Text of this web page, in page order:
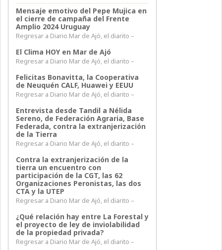
Mensaje emotivo del Pepe Mujica en
el cierre de campaña del Frente
Amplio 2024 Uruguay
Regresar a Diario Mar de Ajó, el diarito –
El Clima HOY en Mar de Ajó
Regresar a Diario Mar de Ajó, el diarito –
Felicitas Bonavitta, la Cooperativa
de Neuquén CALF, Huawei y EEUU
Regresar a Diario Mar de Ajó, el diarito –
Entrevista desde Tandil a Nélida
Sereno, de Federación Agraria, Base
Federada, contra la extranjerización
de la Tierra
Regresar a Diario Mar de Ajó, el diarito –
Contra la extranjerización de la
tierra un encuentro con
participación de la CGT, las 62
Organizaciones Peronistas, las dos
CTA y la UTEP
Regresar a Diario Mar de Ajó, el diarito –
¿Qué relación hay entre La Forestal y
el proyecto de ley de inviolabilidad
de la propiedad privada?
Regresar a Diario Mar de Ajó, el diarito –